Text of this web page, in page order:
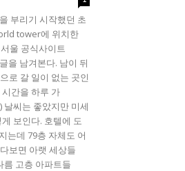
부리기 시작했던 초
tower에 위치한
울 공식사이트
을 남겨본다. 남이 뒤
로 갈 일이 없는 곳인
간을 하루 가
날씨는 좋았지만 미세
보인다. 호텔에 도
는데 79층 자체도 어
보면 아랫 세상들
름 고층 아파트들